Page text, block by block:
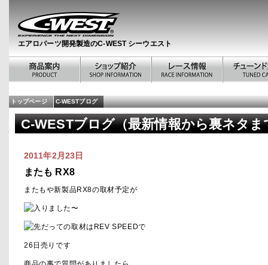
エアロパーツ開発製造のC-WEST シーウエスト
トップページ C-WESTブログ
C-WESTブログ（最新情報から裏ネタま
2011年2月23日
またも RX8
またもや新製品RX8の取材予定が
入りました〜
先だっての取材はREV SPEEDで
26日売りです